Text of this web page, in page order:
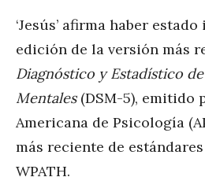
‘Jesús’ afirma haber
edición de la versión más
Diagnóstico y Estadístico
Mentales(DSM-5), emitido
Americana de Psicología
más reciente de
WPATH.